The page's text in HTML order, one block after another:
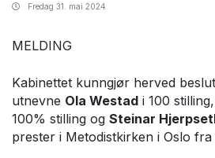
Fredag 31. mai 2024
MELDING
Kabinettet kunngjør herved
utnevne Ola Westad i 100 stilling,
100% stilling og Steinar
prester i Metodistkirken i Oslo fra